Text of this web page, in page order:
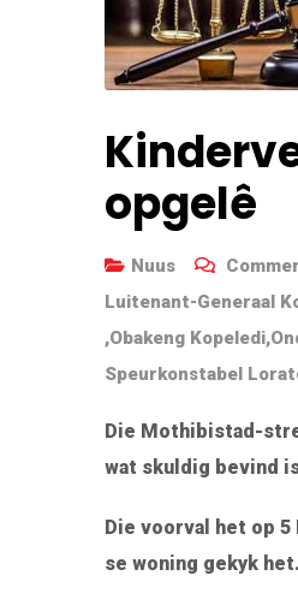
opgelê
Nuus
Luitenant-Generaal
,Obakeng Kopeledi,
Speurkonstabel
Die Mothibistad-
wat skuldig bevind
Die voorval het op
se woning gekyk het.